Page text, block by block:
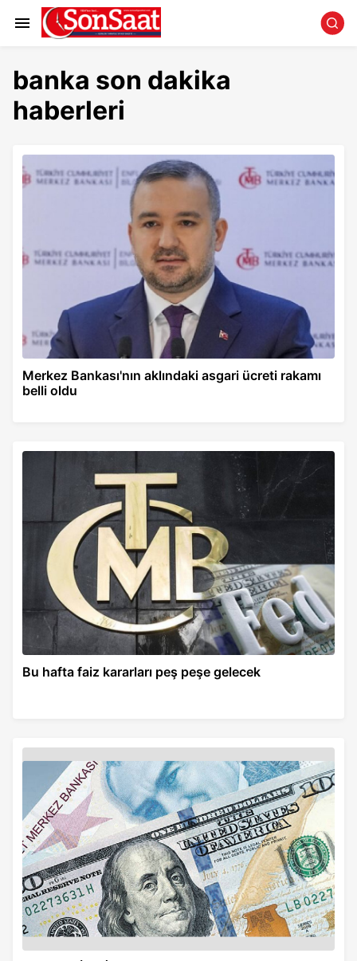
banka son dakika
haberleri
Merkez Bankası'nın aklındaki asgari ücreti rakamı
belli oldu
Bu hafta faiz kararları peş peşe gelecek